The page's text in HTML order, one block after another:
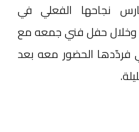
نجاحها الفعلي في
وخلال حفل فني جمعه مع
فردّدها الحضور معه بعد